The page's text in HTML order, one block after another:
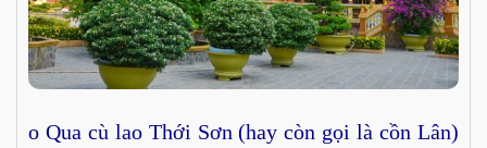
o Qua cù lao Thới Sơn (hay còn gọi là cồn Lân)